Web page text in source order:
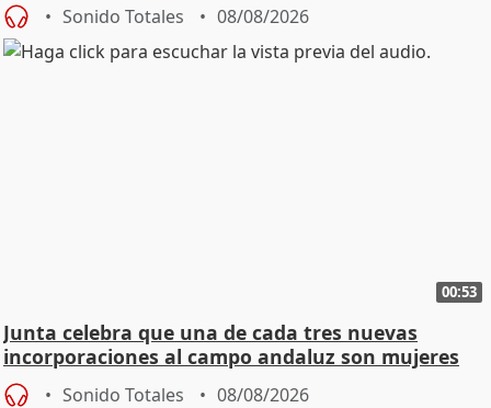
Sonido Totales 08/08/2026
00:53
Junta celebra que una de cada tres nuevas
incorporaciones al campo andaluz son mujeres
jóvenes
Sonido Totales 08/08/2026